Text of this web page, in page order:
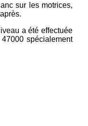
sur les motrices,
a été effectuée
spécialement